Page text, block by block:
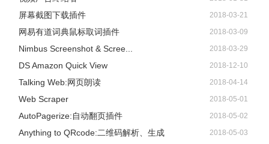
屏幕截图下载插件 2018-03-21
网易有道词典鼠标取词插件 2018-03-09
Nimbus Screenshot & Scree... 2018-03-29
DS Amazon Quick View 2018-12-10
Talking Web:网页朗读 2018-04-14
Web Scraper 2018-05-01
AutoPagerize:自动翻页插件 2018-05-02
Anything to QRcode:二维码解析、生成 2018-05-03